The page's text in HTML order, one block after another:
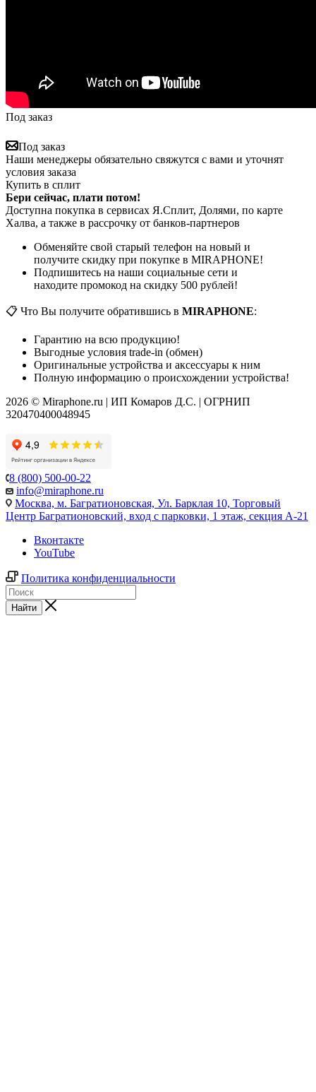
Под заказ
Под заказ
Наши менеджеры обязательно свяжутся с вами и уточнят
условия заказа
Купить в сплит
Бери сейчас, плати потом!
Доступна покупка в сервисах Я.Сплит, Долями, по карте
Халва, а также в рассрочку от банков-партнеров
Обменяйте свой старый телефон на новый и
получите скидку при покупке в MIRAPHONE!
Подпишитесь на наши социальные сети и
находите промокод на скидку 500 рублей!
📋 Что Вы получите обратившись в MIRAPHONE:
Гарантию на всю продукцию!
Выгодные условия trade-in (обмен)
Оригинальные устройства и аксессуары к ним
Полную информацию о происхождении устройства!
2026 © Miraphone.ru | ИП Комаров Д.С. | ОГРНИП
320470400048945
8 (800) 500-00-22
info@miraphone.ru
Москва, м. Багратионовская, Ул. Барклая 10, Торговый
Центр Багратионовский, вход с парковки, 1 этаж, секция А-21
Вконтакте
YouTube
Политика конфиденциальности
Найти